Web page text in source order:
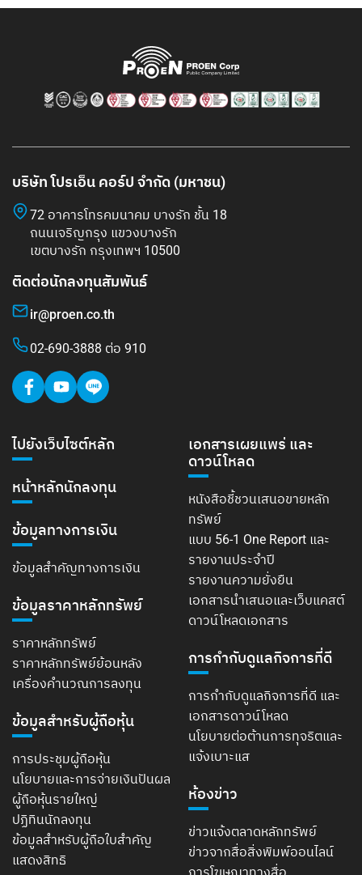
บริษัท โปรเอ็น คอร์ป จำกัด (มหาชน)
72 อาคารโทรคมนาคม บางรัก ชั้น 18
ถนนเจริญกรุง แขวงบางรัก
เขตบางรัก กรุงเทพฯ 10500
ติดต่อนักลงทุนสัมพันธ์
ir@proen.co.th
02-690-3888 ต่อ 910
ไปยังเว็บไซต์หลัก
หน้าหลักนักลงทุน
ข้อมูลทางการเงิน
ข้อมูลสำคัญทางการเงิน
ข้อมูลราคาหลักทรัพย์
ราคาหลักทรัพย์
ราคาหลักทรัพย์ย้อนหลัง
เครื่องคำนวณการลงทุน
ข้อมูลสำหรับผู้ถือหุ้น
การประชุมผู้ถือหุ้น
นโยบายและการจ่ายเงินปันผล
ผู้ถือหุ้นรายใหญ่
ปฏิทินนักลงทุน
ข้อมูลสำหรับผู้ถือใบสำคัญ
แสดงสิทธิ
เอกสารเผยแพร่ และ
ดาวน์โหลด
หนังสือชี้ชวนเสนอขายหลัก
ทรัพย์
แบบ 56-1 One Report และ
รายงานประจำปี
รายงานความยั่งยืน
เอกสารนำเสนอและเว็บแคสต์
ดาวน์โหลดเอกสาร
การกำกับดูแลกิจการที่ดี
การกำกับดูแลกิจการที่ดี และ
เอกสารดาวน์โหลด
นโยบายต่อต้านการทุจริตและ
แจ้งเบาะแส
ห้องข่าว
ข่าวแจ้งตลาดหลักทรัพย์
ข่าวจากสื่อสิ่งพิมพ์ออนไลน์